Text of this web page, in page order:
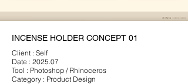
INCENSE HOLDER CONCEPT 01
Client : Self
Date : 2025.07
Tool : Photoshop / Rhinoceros
Category : Product Design